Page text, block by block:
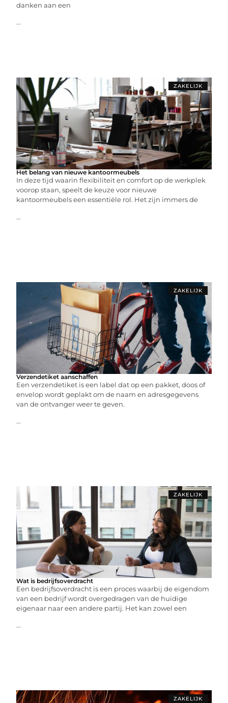
danken aan een
...
ZAKELIJK
Het belang van nieuwe kantoormeubels
In deze tijd waarin flexibiliteit en comfort op de werkplek
voorop staan, speelt de keuze voor nieuwe
kantoormeubels een essentiële rol. Het zijn immers de
...
ZAKELIJK
Verzendetiket aanschaffen
Een verzendetiket is een label dat op een pakket, doos of
envelop wordt geplakt om de naam en adresgegevens
van de ontvanger weer te geven.
...
ZAKELIJK
Wat is bedrijfsoverdracht
Een bedrijfsoverdracht is een proces waarbij de eigendom
van een bedrijf wordt overgedragen van de huidige
eigenaar naar een andere partij. Het kan zowel een
...
ZAKELIJK